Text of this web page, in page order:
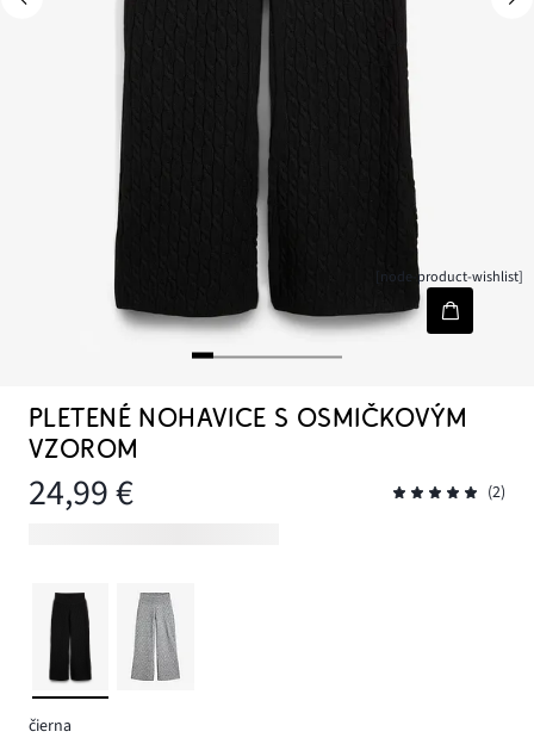
[node-product-wishlist]
PLETENÉ NOHAVICE S OSMIČKOVÝM
VZOROM
24,99 € (2)
čierna